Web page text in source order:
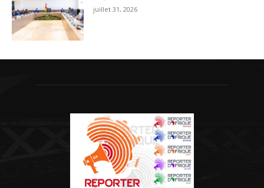
juillet 31, 2026